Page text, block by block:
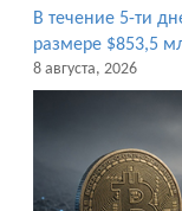
В течение 5-ти
размере $853,5
8 августа, 2026